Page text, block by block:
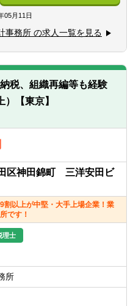
】
に興味があり、人と接するこ
顧問先をお任せします。同社
先は、月次決算を完璧に対応
多く、記帳代行業務は一切あ
先の経理担当者、財務責任者
税務的な観点からチェック・
って頂きます。
9.5割以上が中堅・大企業で
多様(特に商社、IT、不動産業
件/人
/1対1
会計、ＰＣＡ会計、ＴＫＣ、
05月11日
事務所 の求人一覧を見る
税、組織再編等も経験
【東京】
区神田錦町 三洋安田ビ
割以上が中堅・大手上場企業！業
です！
理士
所